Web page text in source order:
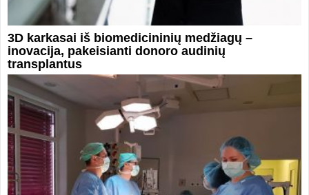
3D karkasai iš biomedicininių medžiagų –
inovacija, pakeisianti donoro audinių
transplantus